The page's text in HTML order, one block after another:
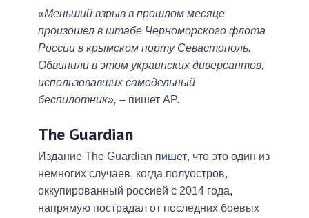
«Меньший взрыв в прошлом месяце
произошел в штабе Черноморского флота
России в крымском порту Севастополь.
Обвинили в этом украинских диверсантов,
использовавших самодельный
беспилотник», – пишет AP.
The Guardian
Издание The Guardian пишет, что это один из
немногих случаев, когда полуостров,
оккупированный россией с 2014 года,
напрямую пострадал от последних боевых